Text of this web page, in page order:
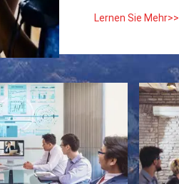
Lernen Sie Mehr>>